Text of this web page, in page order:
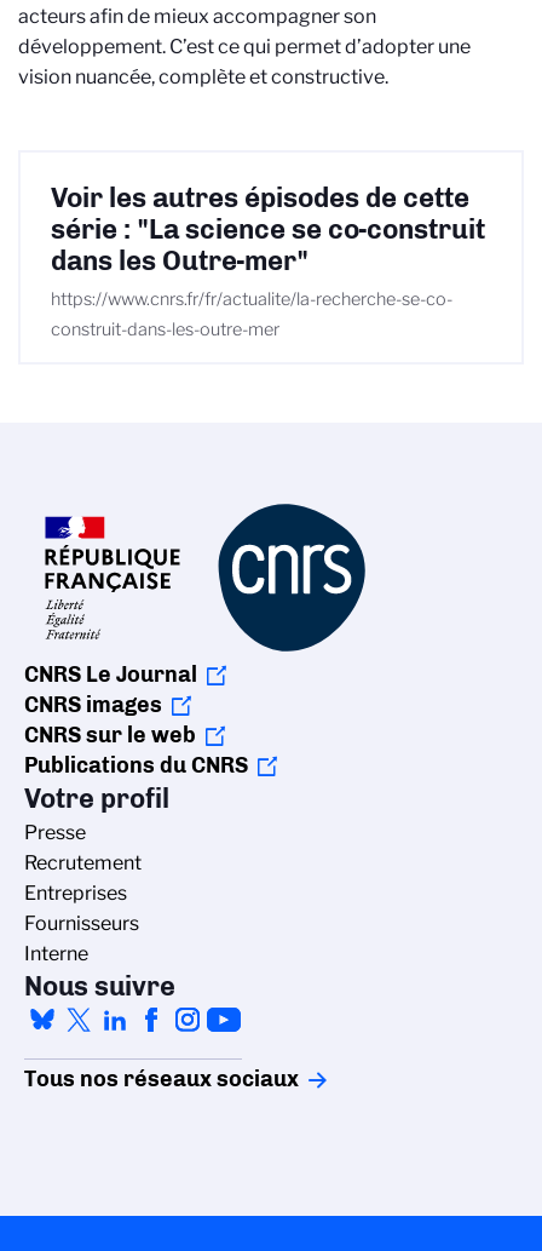
acteurs afin de mieux accompagner son
développement. C’est ce qui permet d’adopter une
vision nuancée, complète et constructive.
Voir les autres épisodes de cette
série : "La science se co-construit
dans les Outre-mer"
https://www.cnrs.fr/fr/actualite/la-recherche-se-co-
construit-dans-les-outre-mer
CNRS Le Journal
CNRS images
CNRS sur le web
Publications du CNRS
Votre profil
Presse
Recrutement
Entreprises
Fournisseurs
Interne
Nous suivre
Tous nos réseaux sociaux